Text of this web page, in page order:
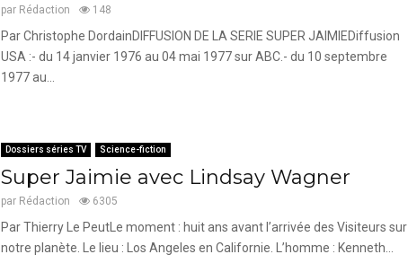
par Rédaction 148
Par Christophe DordainDIFFUSION DE LA SERIE SUPER JAIMIEDiffusion
USA :- du 14 janvier 1976 au 04 mai 1977 sur ABC.- du 10 septembre
1977 au...
Dossiers séries TV Science-fiction
Super Jaimie avec Lindsay Wagner
par Rédaction 6305
Par Thierry Le PeutLe moment : huit ans avant l’arrivée des Visiteurs sur
notre planète. Le lieu : Los Angeles en Californie. L’homme : Kenneth...